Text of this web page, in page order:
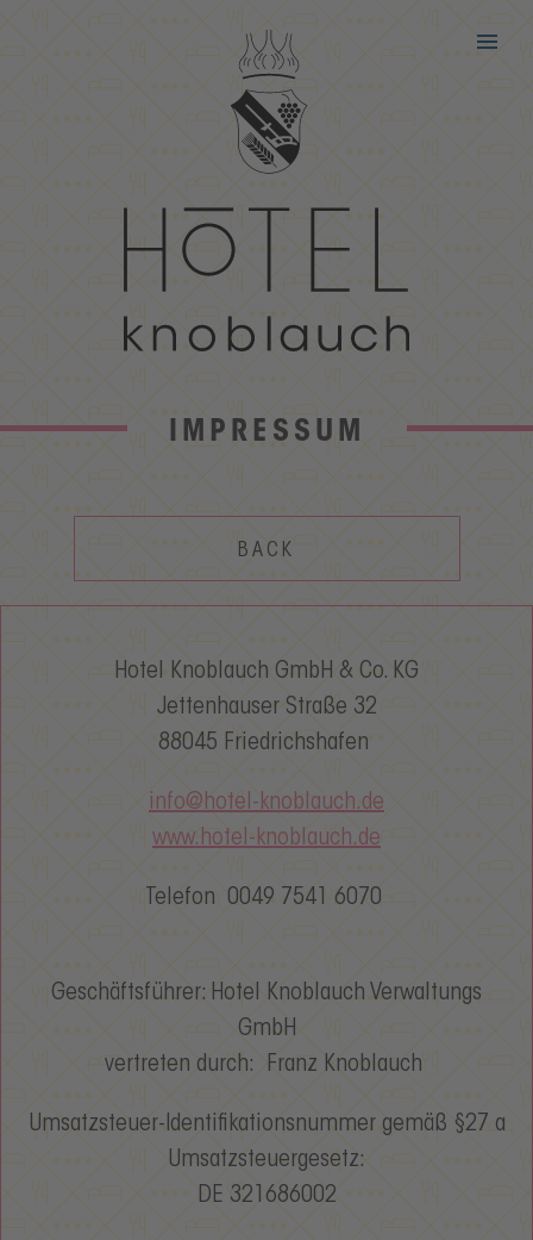
IMPRESSUM
BACK
Hotel Knoblauch GmbH & Co. KG
Jettenhauser Straße 32
88045 Friedrichshafen
info@hotel-knoblauch.de
www.hotel-knoblauch.de
Telefon 0049 7541 6070
Geschäftsführer: Hotel Knoblauch Verwaltungs
GmbH
vertreten durch: Franz Knoblauch
Umsatzsteuer-Identifikationsnummer gemäß §27 a
Umsatzsteuergesetz:
DE 321686002